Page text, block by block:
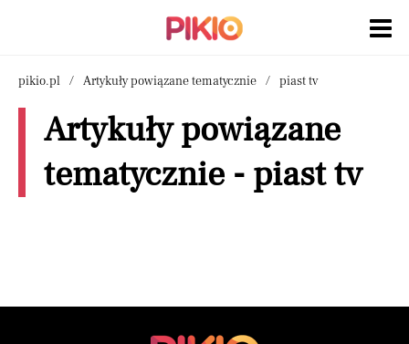
pikio.pl Artykuły powiązane tematycznie piast tv
Artykuły powiązane
tematycznie - piast tv